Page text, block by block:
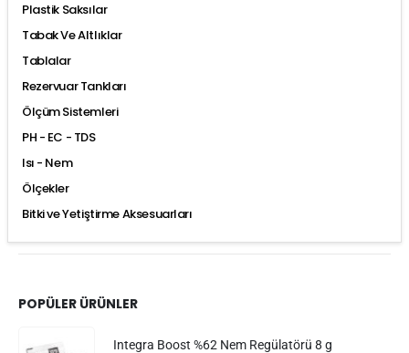
Plastik Saksılar
Tabak Ve Altlıklar
Tablalar
Rezervuar Tankları
Ölçüm Sistemleri
PH - EC - TDS
Isı - Nem
Ölçekler
Bitki ve Yetiştirme Aksesuarları
POPÜLER ÜRÜNLER
Integra Boost %62 Nem Regülatörü 8 g